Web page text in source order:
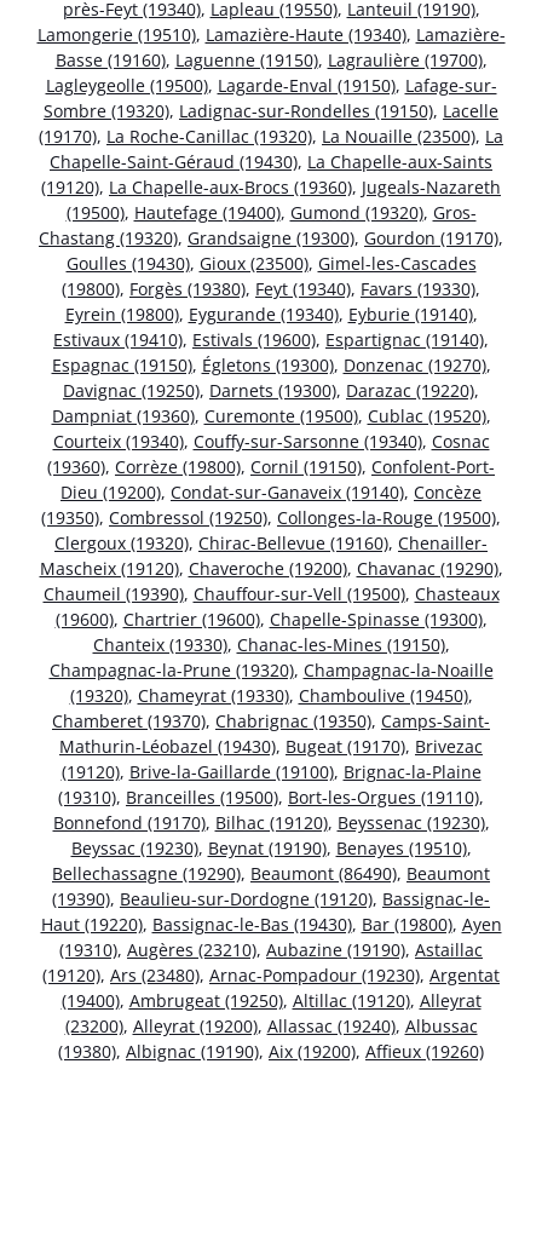
près-Feyt (19340), Lapleau (19550), Lanteuil (19190),
Lamongerie (19510), Lamazière-Haute (19340), Lamazière-
Basse (19160), Laguenne (19150), Lagraulière (19700),
Lagleygeolle (19500), Lagarde-Enval (19150), Lafage-sur-
Sombre (19320), Ladignac-sur-Rondelles (19150), Lacelle
(19170), La Roche-Canillac (19320), La Nouaille (23500), La
Chapelle-Saint-Géraud (19430), La Chapelle-aux-Saints
(19120), La Chapelle-aux-Brocs (19360), Jugeals-Nazareth
(19500), Hautefage (19400), Gumond (19320), Gros-
Chastang (19320), Grandsaigne (19300), Gourdon (19170),
Goulles (19430), Gioux (23500), Gimel-les-Cascades
(19800), Forgès (19380), Feyt (19340), Favars (19330),
Eyrein (19800), Eygurande (19340), Eyburie (19140),
Estivaux (19410), Estivals (19600), Espartignac (19140),
Espagnac (19150), Égletons (19300), Donzenac (19270),
Davignac (19250), Darnets (19300), Darazac (19220),
Dampniat (19360), Curemonte (19500), Cublac (19520),
Courteix (19340), Couffy-sur-Sarsonne (19340), Cosnac
(19360), Corrèze (19800), Cornil (19150), Confolent-Port-
Dieu (19200), Condat-sur-Ganaveix (19140), Concèze
(19350), Combressol (19250), Collonges-la-Rouge (19500),
Clergoux (19320), Chirac-Bellevue (19160), Chenailler-
Mascheix (19120), Chaveroche (19200), Chavanac (19290),
Chaumeil (19390), Chauffour-sur-Vell (19500), Chasteaux
(19600), Chartrier (19600), Chapelle-Spinasse (19300),
Chanteix (19330), Chanac-les-Mines (19150),
Champagnac-la-Prune (19320), Champagnac-la-Noaille
(19320), Chameyrat (19330), Chamboulive (19450),
Chamberet (19370), Chabrignac (19350), Camps-Saint-
Mathurin-Léobazel (19430), Bugeat (19170), Brivezac
(19120), Brive-la-Gaillarde (19100), Brignac-la-Plaine
(19310), Branceilles (19500), Bort-les-Orgues (19110),
Bonnefond (19170), Bilhac (19120), Beyssenac (19230),
Beyssac (19230), Beynat (19190), Benayes (19510),
Bellechassagne (19290), Beaumont (86490), Beaumont
(19390), Beaulieu-sur-Dordogne (19120), Bassignac-le-
Haut (19220), Bassignac-le-Bas (19430), Bar (19800), Ayen
(19310), Augères (23210), Aubazine (19190), Astaillac
(19120), Ars (23480), Arnac-Pompadour (19230), Argentat
(19400), Ambrugeat (19250), Altillac (19120), Alleyrat
(23200), Alleyrat (19200), Allassac (19240), Albussac
(19380), Albignac (19190), Aix (19200), Affieux (19260)